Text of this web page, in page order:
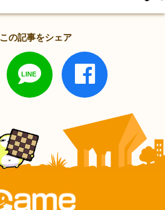
この記事をシェア